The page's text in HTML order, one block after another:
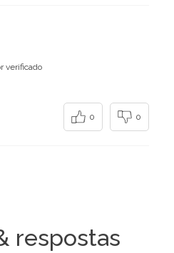
verificado
0 0
respostas